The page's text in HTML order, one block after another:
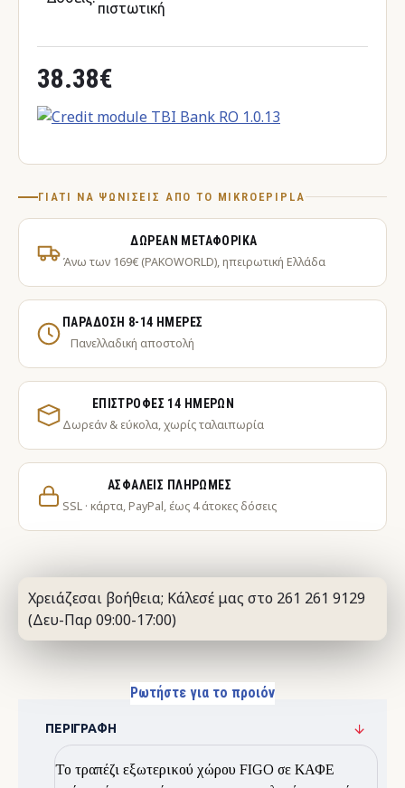
38.38€
πιστωτική
ΓΙΑΤΊ ΝΑ ΨΩΝΊΣΕΙΣ ΑΠΌ ΤΟ MIKROEPIPLA
ΔΩΡΕΆΝ ΜΕΤΑΦΟΡΙΚΆ
Άνω των 169€ (PAKOWORLD), ηπειρωτική Ελλάδα
ΠΑΡΆΔΟΣΗ 8-14 ΗΜΈΡΕΣ
Πανελλαδική αποστολή
ΕΠΙΣΤΡΟΦΈΣ 14 ΗΜΕΡΏΝ
Δωρεάν & εύκολα, χωρίς ταλαιπωρία
ΑΣΦΑΛΕΊΣ ΠΛΗΡΩΜΈΣ
SSL · κάρτα, PayPal, έως 4 άτοκες δόσεις
Χρειάζεσαι βοήθεια; Κάλεσέ μας στο 261 261 9129
(Δευ-Παρ 09:00-17:00)
Ρωτήστε για το προιόν
ΠΕΡΙΓΡΑΦΉ
Το τραπέζι εξωτερικού χώρου FIGO σε ΚΑΦΕ